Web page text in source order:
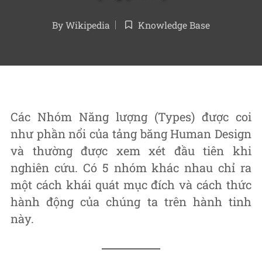
Posted
ByWikipedia
Posted
Knowledge Base
Các Nhóm Năng lượng (Types) được coi
như phần nổi của tảng băng Human Design
và thường được xem xét đầu tiên khi
nghiên cứu. Có 5 nhóm khác nhau chỉ ra
một cách khái quát mục đích và cách thức
hành động của chúng ta trên hành tinh
này.